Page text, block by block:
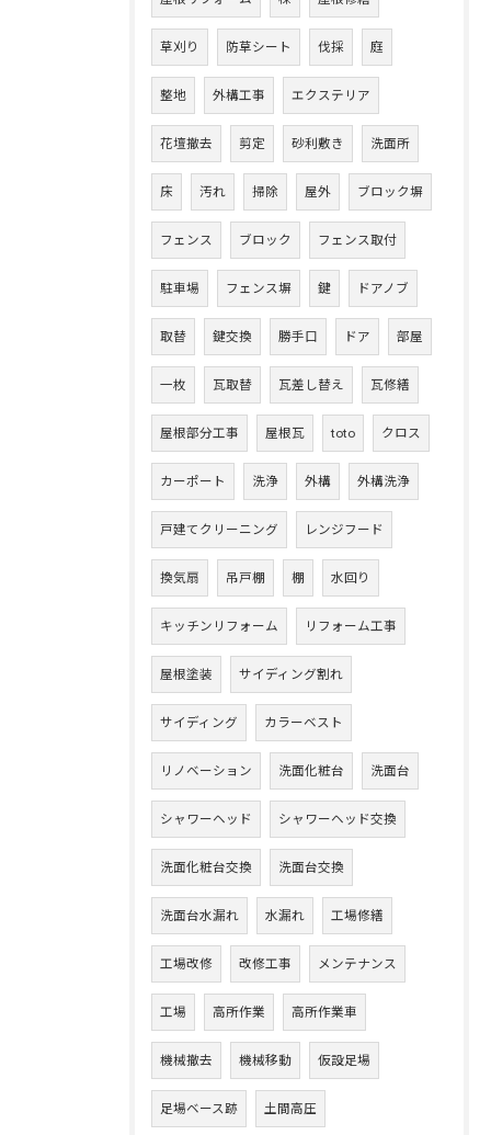
草刈り 防草シート 伐採 庭
整地 外構工事 エクステリア
花壇撤去 剪定 砂利敷き 洗面所
床 汚れ 掃除 屋外 ブロック塀
フェンス ブロック フェンス取付
駐車場 フェンス塀 鍵 ドアノブ
取替 鍵交換 勝手口 ドア 部屋
一枚 瓦取替 瓦差し替え 瓦修繕
屋根部分工事 屋根瓦 toto クロス
カーポート 洗浄 外構 外構洗浄
戸建てクリーニング レンジフード
換気扇 吊戸棚 棚 水回り
キッチンリフォーム リフォーム工事
屋根塗装 サイディング割れ
サイディング カラーベスト
リノベーション 洗面化粧台 洗面台
シャワーヘッド シャワーヘッド交換
洗面化粧台交換 洗面台交換
洗面台水漏れ 水漏れ 工場修繕
工場改修 改修工事 メンテナンス
工場 高所作業 高所作業車
機械撤去 機械移動 仮設足場
足場ベース跡 土間高圧